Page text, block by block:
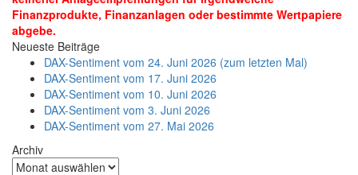
Finanzprodukte, Finanzanlagen oder bestimmte Wertpapiere
abgebe.
Neueste Beiträge
DAX-Sentiment vom 24. Juni 2026 (zum letzten Mal)
DAX-Sentiment vom 17. Juni 2026
DAX-Sentiment vom 10. Juni 2026
DAX-Sentiment vom 3. Juni 2026
DAX-Sentiment vom 27. Mai 2026
Archiv
Archiv